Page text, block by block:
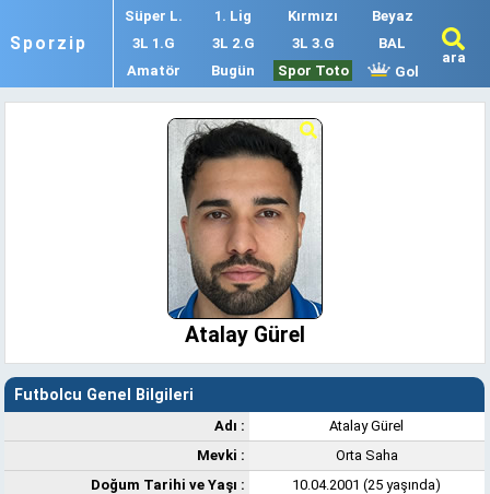
Sporzip
Süper L. 1. Lig Kırmızı
Beyaz
3L 1.G
3L 2.G 3L 3.G
BAL
Amatör
Bugün Spor Toto Gol
ara
Atalay Gürel
Futbolcu Genel Bilgileri
Adı :
Atalay Gürel
Mevki :
Orta Saha
Doğum Tarihi ve Yaşı :
10.04.2001 (25 yaşında)